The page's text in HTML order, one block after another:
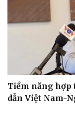
Tiềm năng hợp
dẫn Việt Nam-